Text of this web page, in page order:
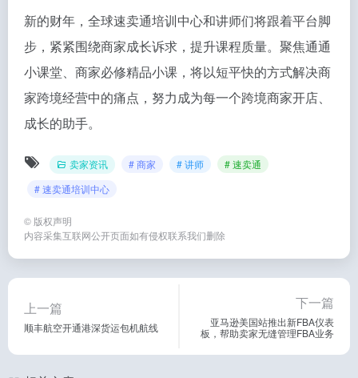
新的财年，全球速卖通培训中心和讲师们将跟着平台脚
步，紧紧围绕商家成长诉求，提升课程质量。聚焦通通
小课堂、商家必修精品小课，将以短平快的方式解决商
家跨境经营中的痛点，努力成为每一个跨境商家开店、
成长的助手。
卖家资讯 # 商家 # 讲师
# 速卖通
# 速卖通培训中心
© 版权声明
内容采集互联网公开页面如有侵权联系我们删除
上一篇
顺丰航空开通港深货运包机航线
下一篇
亚马逊美国站推出新FBA仪表
板，帮助卖家无缝管理FBA业务